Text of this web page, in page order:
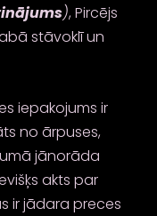
), Pircējs
stāvoklī un
iepakojums ir
no ārpuses,
jānorāda
akts par
ir jādara preces